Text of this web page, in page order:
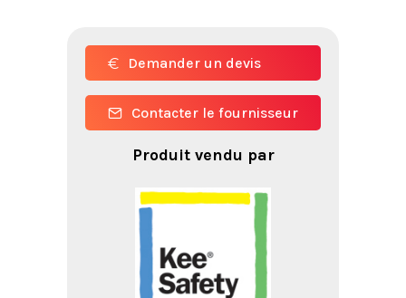
Demander un devis
Contacter le fournisseur
Produit vendu par